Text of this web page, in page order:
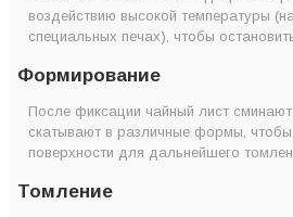
воздействию высокой температуры
специальных печах), чтобы
Формирование
После фиксации чайный лист
скатывают в различные формы,
поверхности для дальнейшего
Томление